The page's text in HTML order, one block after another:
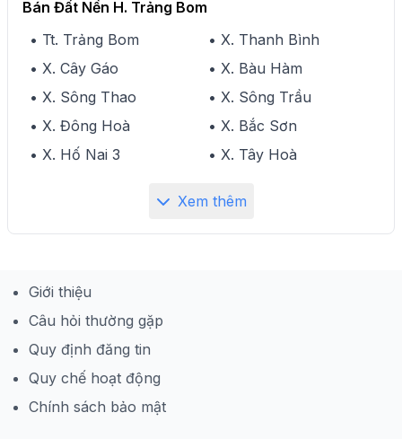
Bán Đất Nền H. Trảng Bom
• Tt. Trảng Bom
• X. Thanh Bình
• X. Cây Gáo
• X. Bàu Hàm
• X. Sông Thao
• X. Sông Trầu
• X. Đông Hoà
• X. Bắc Sơn
• X. Hố Nai 3
• X. Tây Hoà
Xem thêm
Giới thiệu
Câu hỏi thường gặp
Quy định đăng tin
Quy chế hoạt động
Chính sách bảo mật